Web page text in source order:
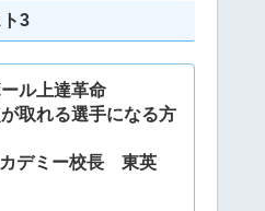
3
ル上達革命
取れる選手になる方
カデミー校長 東英